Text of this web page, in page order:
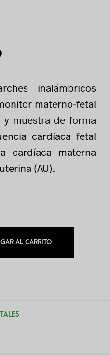
inalámbricos
materno-fetal
muestra de forma
cardíaca fetal
cardíaca materna
(AU).
AL CARRITO